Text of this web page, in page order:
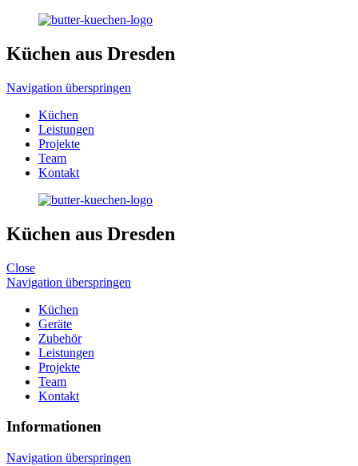
Küchen aus Dresden
Navigation überspringen
Küchen
Leistungen
Projekte
Team
Kontakt
Küchen aus Dresden
Close
Navigation überspringen
Küchen
Geräte
Zubehör
Leistungen
Projekte
Team
Kontakt
Informationen
Navigation überspringen